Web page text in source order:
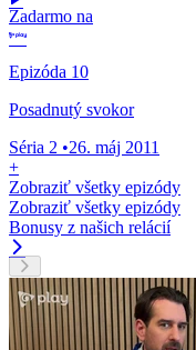
Zadarmo na
Epizóda 10
Posadnutý svokor
Séria 2 •26. máj 2011
+
Zobraziť všetky epizódy
Zobraziť všetky epizódy
Bonusy z našich relácií